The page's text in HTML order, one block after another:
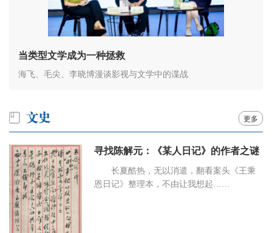
当类型文学成为一种拯救
海飞、毛尖、李晓博漫谈影视与文学中的谍战
更多
寻找陈解元：《某人日记》的作者之谜
长夏酷热，无以消遣，翻看案头《王秉
恩日记》整理本，不由让我想起……